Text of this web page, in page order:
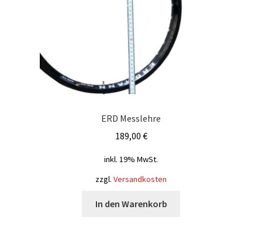
ERD Messlehre
189,00 €
inkl. 19% MwSt.
zzgl. Versandkosten
In den Warenkorb